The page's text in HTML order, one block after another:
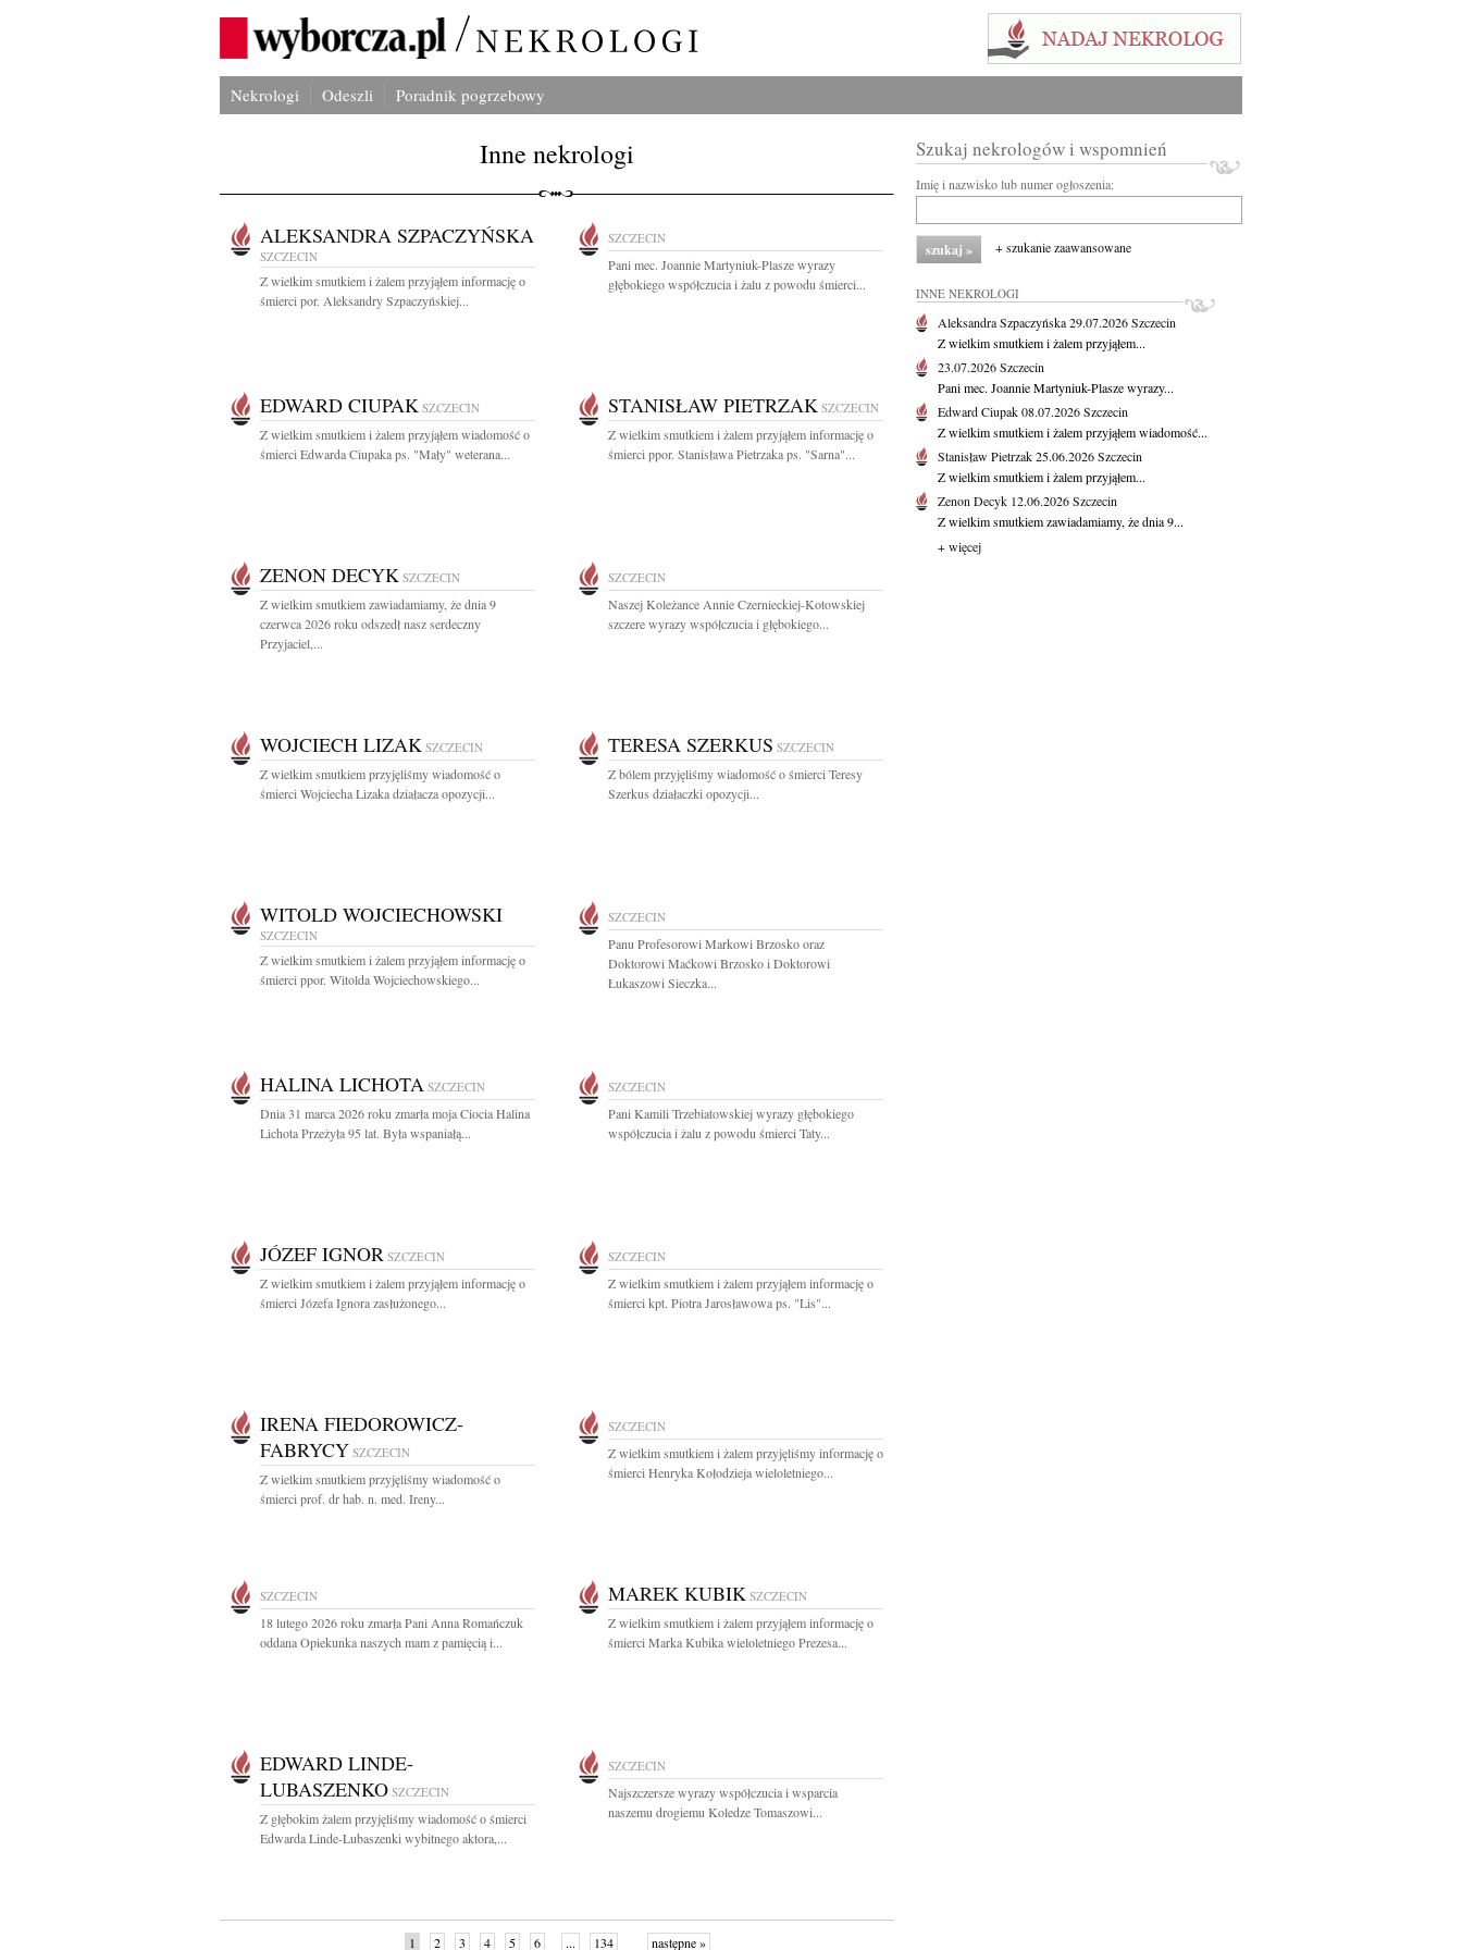
Nekrologi Odeszli Poradnik pogrzebowy
Inne nekrologi
ALEKSANDRA SZPACZYŃSKA
SZCZECIN
Z wielkim smutkiem i żalem przyjąłem informację o
śmierci por. Aleksandry Szpaczyńskiej...
SZCZECIN
Pani mec. Joannie Martyniuk-Plasze wyrazy
głębokiego współczucia i żalu z powodu śmierci...
EDWARD CIUPAK SZCZECIN
Z wielkim smutkiem i żalem przyjąłem wiadomość o
śmierci Edwarda Ciupaka ps. "Mały" weterana...
STANISŁAW PIETRZAK SZCZECIN
Z wielkim smutkiem i żalem przyjąłem informację o
śmierci ppor. Stanisława Pietrzaka ps. "Sarna"...
ZENON DECYK SZCZECIN
Z wielkim smutkiem zawiadamiamy, że dnia 9
czerwca 2026 roku odszedł nasz serdeczny
Przyjaciel,...
SZCZECIN
Naszej Koleżance Annie Czernieckiej-Kotowskiej
szczere wyrazy współczucia i głębokiego...
WOJCIECH LIZAK SZCZECIN
Z wielkim smutkiem przyjęliśmy wiadomość o
śmierci Wojciecha Lizaka działacza opozycji...
TERESA SZERKUS SZCZECIN
Z bólem przyjęliśmy wiadomość o śmierci Teresy
Szerkus działaczki opozycji...
WITOLD WOJCIECHOWSKI
SZCZECIN
Z wielkim smutkiem i żalem przyjąłem informację o
śmierci ppor. Witolda Wojciechowskiego...
SZCZECIN
Panu Profesorowi Markowi Brzosko oraz
Doktorowi Maćkowi Brzosko i Doktorowi
Łukaszowi Sieczka...
HALINA LICHOTA SZCZECIN
Dnia 31 marca 2026 roku zmarła moja Ciocia Halina
Lichota Przeżyła 95 lat. Była wspaniałą...
SZCZECIN
Pani Kamili Trzebiatowskiej wyrazy głębokiego
współczucia i żalu z powodu śmierci Taty...
JÓZEF IGNOR SZCZECIN
Z wielkim smutkiem i żalem przyjąłem informację o
śmierci Józefa Ignora zasłużonego...
SZCZECIN
Z wielkim smutkiem i żalem przyjąłem informację o
śmierci kpt. Piotra Jarosławowa ps. "Lis"...
IRENA FIEDOROWICZ-
FABRYCY SZCZECIN
Z wielkim smutkiem przyjęliśmy wiadomość o
śmierci prof. dr hab. n. med. Ireny...
SZCZECIN
Z wielkim smutkiem i żalem przyjęliśmy informację o
śmierci Henryka Kołodzieja wieloletniego...
SZCZECIN
18 lutego 2026 roku zmarła Pani Anna Romańczuk
oddana Opiekunka naszych mam z pamięcią i...
MAREK KUBIK SZCZECIN
Z wielkim smutkiem i żalem przyjąłem informację o
śmierci Marka Kubika wieloletniego Prezesa...
EDWARD LINDE-
LUBASZENKO SZCZECIN
Z głębokim żalem przyjęliśmy wiadomość o śmierci
Edwarda Linde-Lubaszenki wybitnego aktora,...
SZCZECIN
Najszczersze wyrazy współczucia i wsparcia
naszemu drogiemu Koledze Tomaszowi...
1 2 3 4 5 6 ... 134 następne »
Szukaj nekrologów i wspomnień
Imię i nazwisko lub numer ogłoszenia:
+ szukanie zaawansowane
INNE NEKROLOGI
Aleksandra Szpaczyńska29.07.2026Szczecin
Z wielkim smutkiem i żalem przyjąłem...
23.07.2026Szczecin
Pani mec. Joannie Martyniuk-Plasze wyrazy...
Edward Ciupak08.07.2026Szczecin
Z wielkim smutkiem i żalem przyjąłem wiadomość...
Stanisław Pietrzak25.06.2026Szczecin
Z wielkim smutkiem i żalem przyjąłem...
Zenon Decyk 12.06.2026Szczecin
Z wielkim smutkiem zawiadamiamy, że dnia 9...
+ więcej